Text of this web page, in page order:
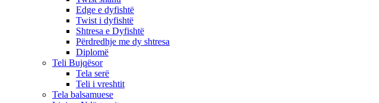
Edge e dyfishtë
Twist i dyfishtë
Shtresa e Dyfishtë
Përdredhje me dy shtresa
Diplomë
Teli Bujqësor
Tela serë
Teli i vreshtit
Tela balsamuese